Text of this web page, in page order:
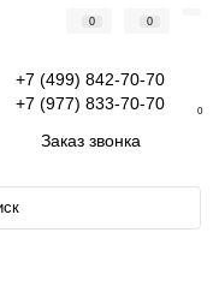
0 0
+7 (499) 842-70-70
+7 (977) 833-70-70
Заказ звонка
0